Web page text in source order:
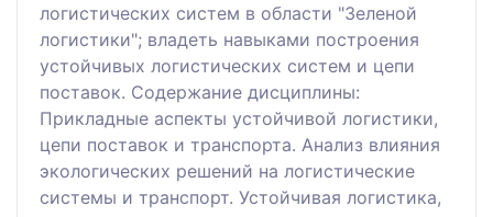
логистических систем в области "Зеленой
логистики"; владеть навыками построения
устойчивых логистических систем и цепи
поставок. Содержание дисциплины:
Прикладные аспекты устойчивой логистики,
цепи поставок и транспорта. Анализ влияния
экологических решений на логистические
системы и транспорт. Устойчивая логистика,